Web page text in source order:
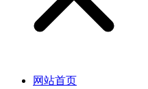
网站首页